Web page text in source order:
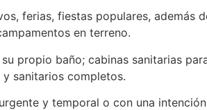
ferias, fiestas populares, además
en terreno.
propio baño; cabinas sanitarias
sanitarios completos.
y temporal o con una